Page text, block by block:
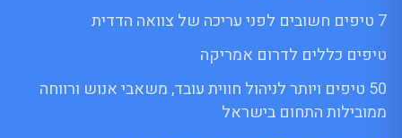
7 טיפים חשובים לפני עריכה של צוואה הדדית
טיפים כללים לדרום אמריקה
50 טיפים ויותר לניהול חווית עובד, משאבי אנוש ורווחה
ממובילות התחום בישראל